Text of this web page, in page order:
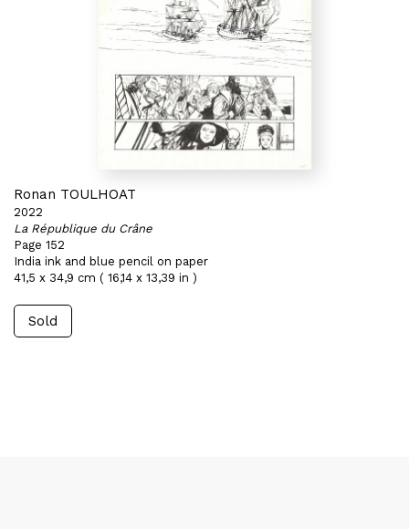
Ronan TOULHOAT
2022
La République du Crâne
Page 152
India ink and blue pencil on paper
41,5 x 34,9 cm ( 16,14 x 13,39 in )
Sold